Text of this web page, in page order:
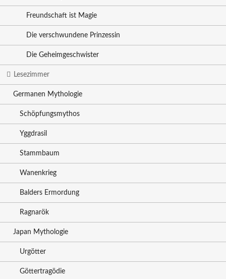
Freundschaft ist Magie
Die verschwundene Prinzessin
Die Geheimgeschwister
Lesezimmer
Germanen Mythologie
Schöpfungsmythos
Yggdrasil
Stammbaum
Wanenkrieg
Balders Ermordung
Ragnarök
Japan Mythologie
Urgötter
Göttertragödie